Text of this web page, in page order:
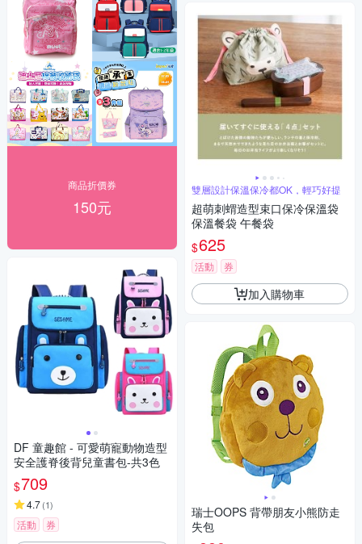
商品折價券
150元
DF 童趣館 - 可愛萌寵動物造型
安全護脊後背兒童書包-共3色
$709
4.7(1)
活動 券
雙層設計保溫保冷都OK，輕巧好提
超萌刺蝟造型束口保冷保溫袋
保溫餐袋 午餐袋
$625
活動 券
加入購物車
瑞士OOPS 背帶朋友小熊防走
失包